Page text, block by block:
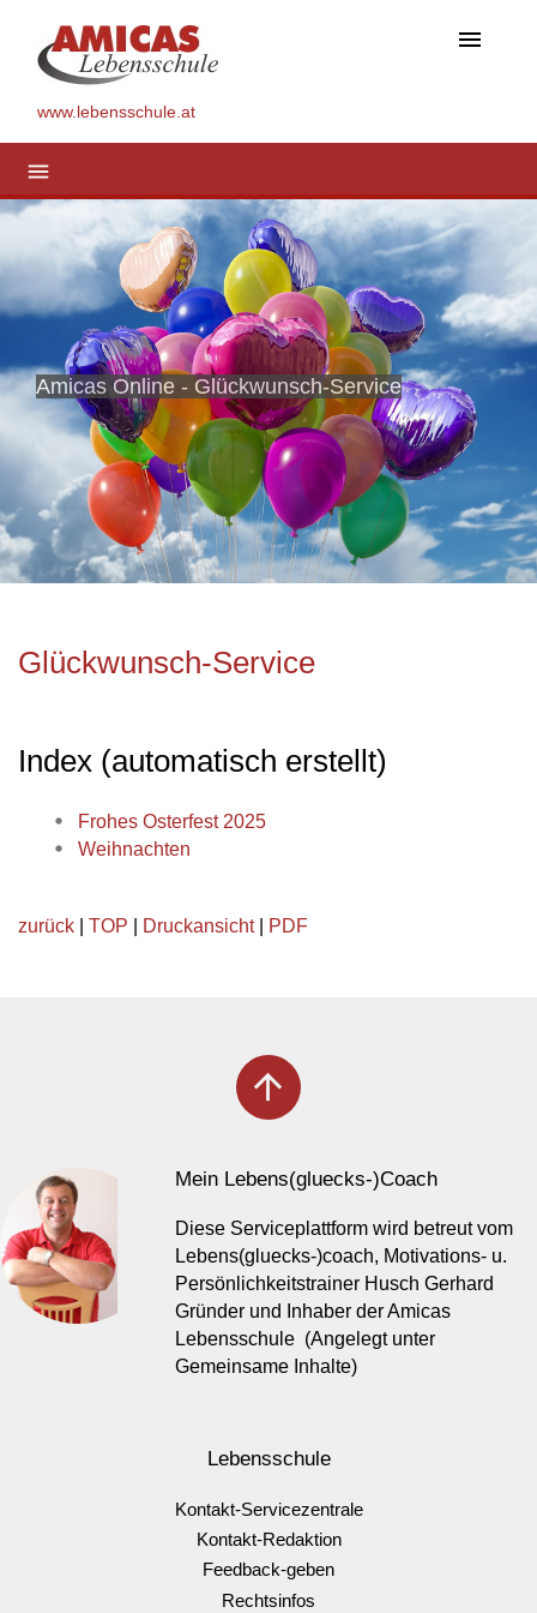
menu
www.lebensschule.at
menu
Amicas Online - Glückwunsch-Service
Glückwunsch-Service
Index (automatisch erstellt)
Frohes Osterfest 2025
Weihnachten
zurück TOP Druckansicht| PDF
arrow_upward
Mein Lebens(gluecks-)Coach
Diese Serviceplattform wird betreut vom
Lebens(gluecks-)coach, Motivations- u.
Persönlichkeitstrainer Husch Gerhard
Gründer und Inhaber der Amicas
Lebensschule (Angelegt unter
Gemeinsame Inhalte)
Lebensschule
Kontakt-Servicezentrale
Kontakt-Redaktion
Feedback-geben
Rechtsinfos